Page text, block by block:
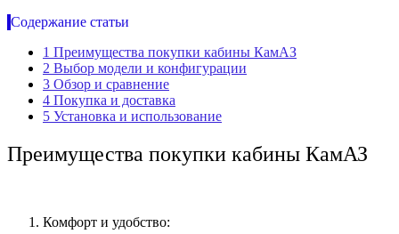
Содержание статьи
1 Преимущества покупки кабины КамАЗ
2 Выбор модели и конфигурации
3 Обзор и сравнение
4 Покупка и доставка
5 Установка и использование
Преимущества покупки кабины КамАЗ
Комфорт и удобство: